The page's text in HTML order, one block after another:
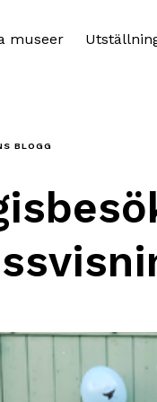
museer
BLOGG